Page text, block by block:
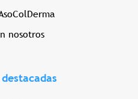
nosotros